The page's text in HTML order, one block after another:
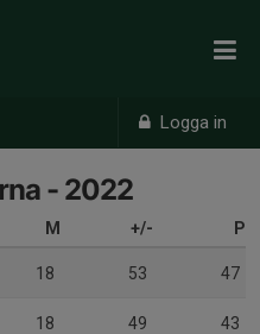
Logga in
- 2022
M +/- P
18 53 47
18 49 43